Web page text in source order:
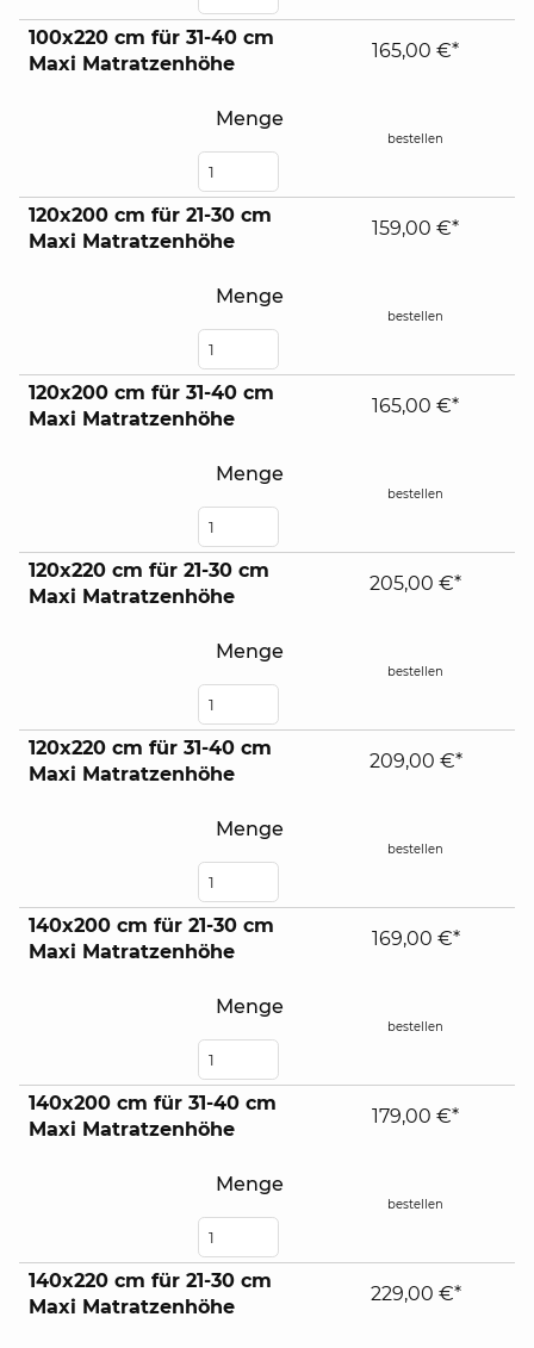
100x220 cm für 31-40 cm
Maxi Matratzenhöhe
Menge
165,00 €*
bestellen
120x200 cm für 21-30 cm
Maxi Matratzenhöhe
Menge
159,00 €*
bestellen
120x200 cm für 31-40 cm
Maxi Matratzenhöhe
Menge
165,00 €*
bestellen
120x220 cm für 21-30 cm
Maxi Matratzenhöhe
Menge
205,00 €*
bestellen
120x220 cm für 31-40 cm
Maxi Matratzenhöhe
Menge
209,00 €*
bestellen
140x200 cm für 21-30 cm
Maxi Matratzenhöhe
Menge
169,00 €*
bestellen
140x200 cm für 31-40 cm
Maxi Matratzenhöhe
Menge
179,00 €*
bestellen
140x220 cm für 21-30 cm
Maxi Matratzenhöhe
229,00 €*